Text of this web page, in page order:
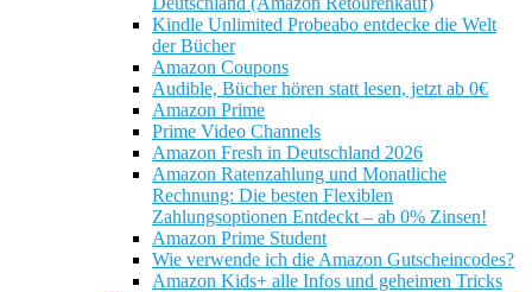
Kindle Unlimited Probeabo entdecke die Welt
der Bücher
Amazon Coupons
Audible, Bücher hören statt lesen, jetzt ab 0€
Amazon Prime
Prime Video Channels
Amazon Fresh in Deutschland 2026
Amazon Ratenzahlung und Monatliche
Rechnung: Die besten Flexiblen
Zahlungsoptionen Entdeckt – ab 0% Zinsen!
Amazon Prime Student
Wie verwende ich die Amazon Gutscheincodes?
Amazon Kids+ alle Infos und geheimen Tricks